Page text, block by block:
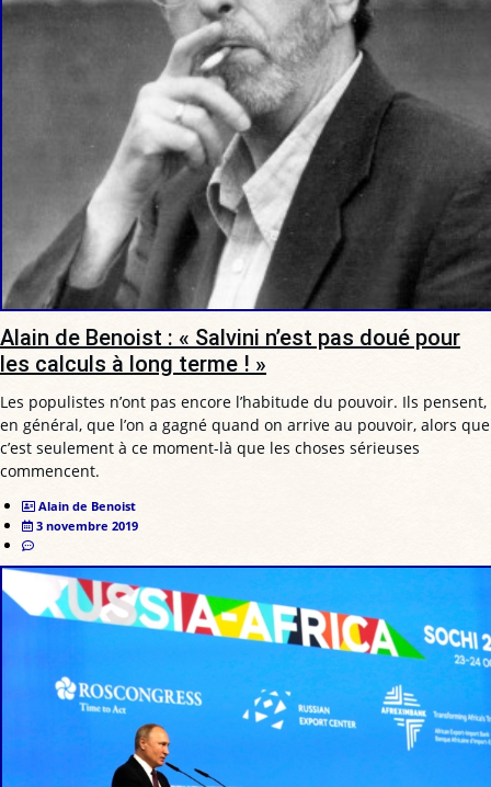
Alain de Benoist : « Salvini n’est pas doué pour
les calculs à long terme ! »
Les populistes n’ont pas encore l’habitude du pouvoir. Ils pensent,
en général, que l’on a gagné quand on arrive au pouvoir, alors que
c’est seulement à ce moment-là que les choses sérieuses
commencent.
Alain de Benoist
3 novembre 2019